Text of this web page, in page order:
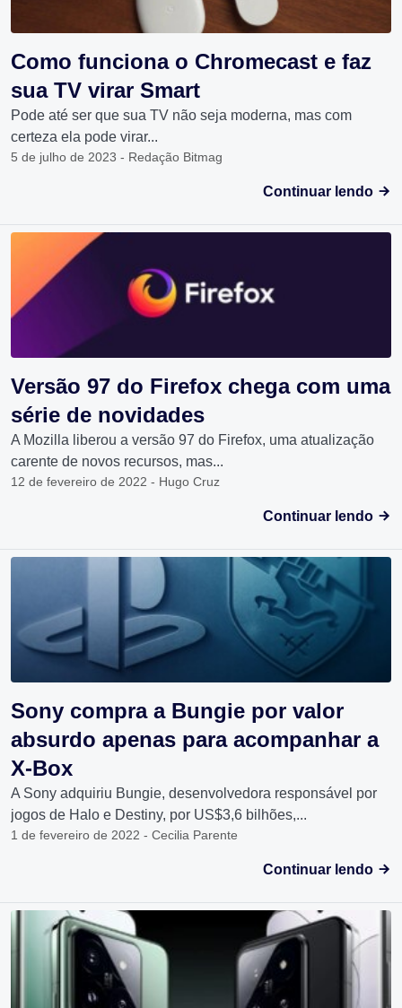
Como funciona o Chromecast e faz
sua TV virar Smart
Pode até ser que sua TV não seja moderna, mas com
certeza ela pode virar...
5 de julho de 2023 - Redação Bitmag
Continuar lendo
Versão 97 do Firefox chega com uma
série de novidades
A Mozilla liberou a versão 97 do Firefox, uma atualização
carente de novos recursos, mas...
12 de fevereiro de 2022 - Hugo Cruz
Continuar lendo
Sony compra a Bungie por valor
absurdo apenas para acompanhar a
X-Box
A Sony adquiriu Bungie, desenvolvedora responsável por
jogos de Halo e Destiny, por US$3,6 bilhões,...
1 de fevereiro de 2022 - Cecilia Parente
Continuar lendo